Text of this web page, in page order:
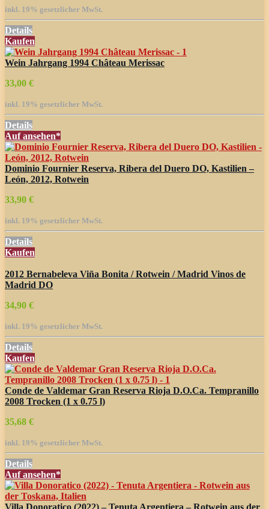
inkl. 19% gesetzlicher MwSt.
Details
Kaufen
Wein Jahrgang 1994 Château Merissac
33,00 €
inkl. 19% gesetzlicher MwSt.
Details
Aufansehen*
Dominio Fournier Reserva, Ribera del Duero DO, Kastilien –
León, 2012, Rotwein
33,90 €
inkl. 19% gesetzlicher MwSt.
Details
Kaufen
2012 Bernabeleva Viña Bonita / Rotwein / Madrid Vinos de
Madrid DO
34,90 €
inkl. 19% gesetzlicher MwSt.
Details
Kaufen
Conde de Valdemar Gran Reserva Rioja D.O.Ca. Tempranillo
2008 Trocken (1 x 0.75 l)
35,68 €
inkl. 19% gesetzlicher MwSt.
Details
Aufansehen*
Villa Donoratico (2022) – Tenuta Argentiera – Rotwein aus der